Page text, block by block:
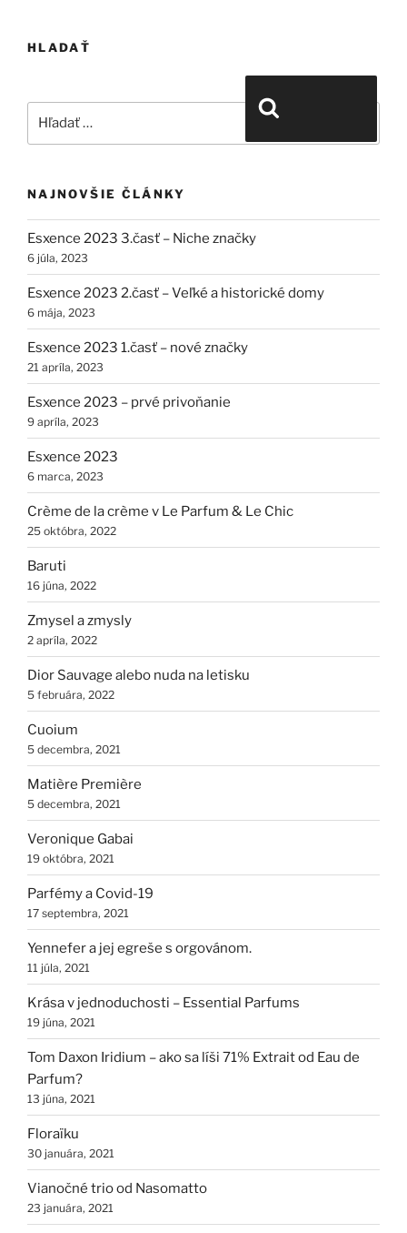
HLADAŤ
NAJNOVŠIE ČLÁNKY
Esxence 2023 3.časť – Niche značky
6 júla, 2023
Esxence 2023 2.časť – Veľké a historické domy
6 mája, 2023
Esxence 2023 1.časť – nové značky
21 apríla, 2023
Esxence 2023 – prvé privoňanie
9 apríla, 2023
Esxence 2023
6 marca, 2023
Crème de la crème v Le Parfum & Le Chic
25 októbra, 2022
Baruti
16 júna, 2022
Zmysel a zmysly
2 apríla, 2022
Dior Sauvage alebo nuda na letisku
5 februára, 2022
Cuoium
5 decembra, 2021
Matière Première
5 decembra, 2021
Veronique Gabai
19 októbra, 2021
Parfémy a Covid-19
17 septembra, 2021
Yennefer a jej egreše s orgovánom.
11 júla, 2021
Krása v jednoduchosti – Essential Parfums
19 júna, 2021
Tom Daxon Iridium – ako sa líši 71% Extrait od Eau de
Parfum?
13 júna, 2021
Floraïku
30 januára, 2021
Vianočné trio od Nasomatto
23 januára, 2021